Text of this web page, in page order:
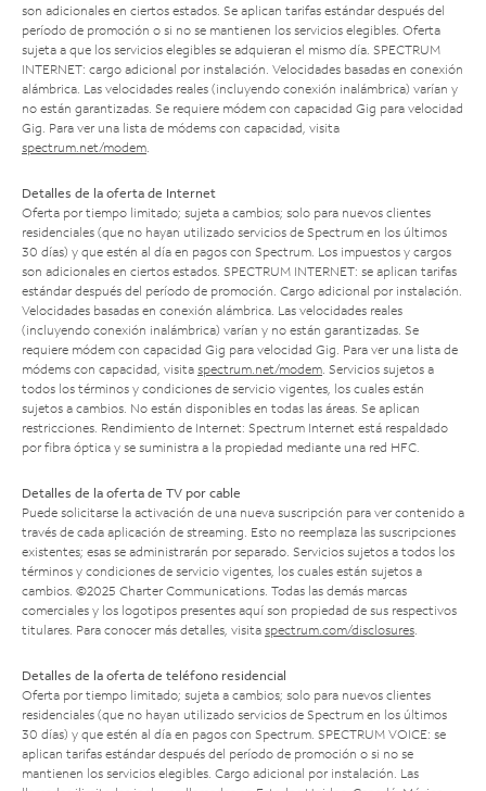
son adicionales en ciertos estados. Se aplican tarifas estándar después del
período de promoción o si no se mantienen los servicios elegibles. Oferta
sujeta a que los servicios elegibles se adquieran el mismo día. SPECTRUM
INTERNET: cargo adicional por instalación. Velocidades basadas en conexión
alámbrica. Las velocidades reales (incluyendo conexión inalámbrica) varían y
no están garantizadas. Se requiere módem con capacidad Gig para velocidad
Gig. Para ver una lista de módems con capacidad, visita
spectrum.net/modem
Detalles de la oferta de Internet
Oferta por tiempo limitado; sujeta a cambios; solo para nuevos clientes
residenciales (que no hayan utilizado servicios de Spectrum en los últimos
30 días) y que estén al día en pagos con Spectrum. Los impuestos y cargos
son adicionales en ciertos estados. SPECTRUM INTERNET: se aplican tarifas
estándar después del período de promoción. Cargo adicional por instalación.
Velocidades basadas en conexión alámbrica. Las velocidades reales
(incluyendo conexión inalámbrica) varían y no están garantizadas. Se
requiere módem con capacidad Gig para velocidad Gig. Para ver una lista de
módems con capacidad, visita spectrum.net/modem . Servicios sujetos a
todos los términos y condiciones de servicio vigentes, los cuales están
sujetos a cambios. No están disponibles en todas las áreas. Se aplican
restricciones. Rendimiento de Internet: Spectrum Internet está respaldado
por fibra óptica y se suministra a la propiedad mediante una red HFC.
Detalles de la oferta de TV por cable
Puede solicitarse la activación de una nueva suscripción para ver contenido a
través de cada aplicación de streaming. Esto no reemplaza las suscripciones
existentes; esas se administrarán por separado. Servicios sujetos a todos los
términos y condiciones de servicio vigentes, los cuales están sujetos a
cambios. ©2025 Charter Communications. Todas las demás marcas
comerciales y los logotipos presentes aquí son propiedad de sus respectivos
titulares. Para conocer más detalles, visita spectrum.com/disclosures
Detalles de la oferta de teléfono residencial
Oferta por tiempo limitado; sujeta a cambios; solo para nuevos clientes
residenciales (que no hayan utilizado servicios de Spectrum en los últimos
30 días) y que estén al día en pagos con Spectrum. SPECTRUM VOICE: se
aplican tarifas estándar después del período de promoción o si no se
mantienen los servicios elegibles. Cargo adicional por instalación. Las